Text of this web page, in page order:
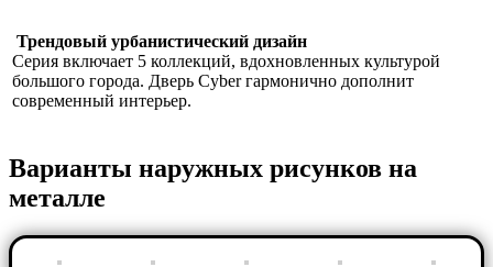
Трендовый урбанистический дизайн
Серия включает 5 коллекций, вдохновленных культурой
большого города. Дверь Cyber гармонично дополнит
современный интерьер.
Варианты наружных рисунков на
металле